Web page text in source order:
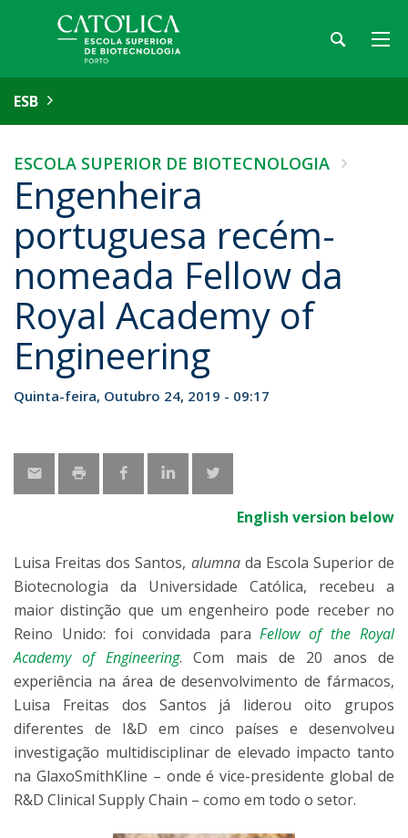
ESB
ESCOLA SUPERIOR DE BIOTECNOLOGIA
Engenheira
portuguesa recém-
nomeada Fellow da
Royal Academy of
Engineering
Quinta-feira, Outubro 24, 2019 - 09:17
English version below
Luisa Freitas dos Santos, alumnada Escola Superior de
Biotecnologia da Universidade Católica, recebeu a
maior distinção que um engenheiro pode receber no
Reino Unido: foi convidada paraFellow of the Royal
Academy of Engineering. Com mais de 20 anos de
experiência na área de desenvolvimento de fármacos,
Luisa Freitas dos Santos já liderou oito grupos
diferentes de I&D em cinco países e desenvolveu
investigação multidisciplinar de elevado impacto tanto
na GlaxoSmithKline – onde é vice-presidente global de
R&D Clinical Supply Chain – como em todo o setor.